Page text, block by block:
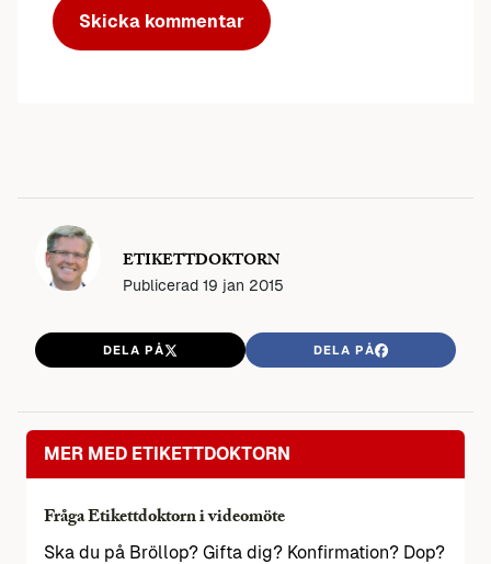
ETIKETTDOKTORN
Publicerad 19 jan 2015
DELA PÅ DELA PÅ
MER MED ETIKETTDOKTORN
Fråga Etikettdoktorn i videomöte
Ska du på Bröllop? Gifta dig? Konfirmation? Dop?